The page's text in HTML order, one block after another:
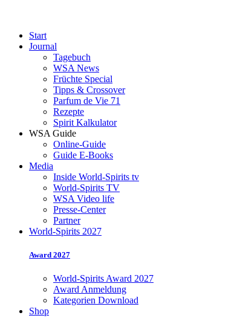
Start
Journal
Tagebuch
WSA News
Früchte Special
Tipps & Crossover
Parfum de Vie 71
Rezepte
Spirit Kalkulator
WSA Guide
Online-Guide
Guide E-Books
Media
Inside World-Spirits tv
World-Spirits TV
WSA Video life
Presse-Center
Partner
World-Spirits 2027
Award 2027
World-Spirits Award 2027
Award Anmeldung
Kategorien Download
Shop